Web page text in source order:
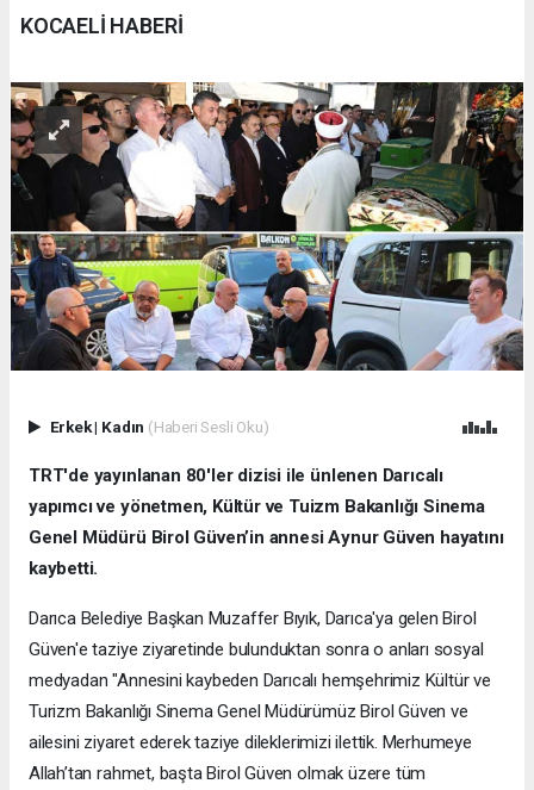
KOCAELİ HABERİ
Erkek| Kadın (Haberi Sesli Oku)
TRT'de yayınlanan 80'ler dizisi ile ünlenen Darıcalı
yapımcı ve yönetmen, Kültür ve Tuizm Bakanlığı Sinema
Genel Müdürü Birol Güven’in annesi Aynur Güven hayatını
kaybetti.
Darıca Belediye Başkan Muzaffer Bıyık, Darıca'ya gelen Birol
Güven'e taziye ziyaretinde bulunduktan sonra o anları sosyal
medyadan "Annesini kaybeden Darıcalı hemşehrimiz Kültür ve
Turizm Bakanlığı Sinema Genel Müdürümüz Birol Güven ve
ailesini ziyaret ederek taziye dileklerimizi ilettik. Merhumeye
Allah’tan rahmet, başta Birol Güven olmak üzere tüm